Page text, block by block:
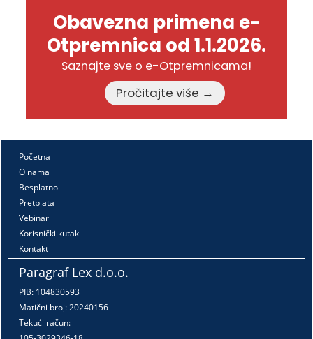
Obavezna primena e-
Otpremnica od 1.1.2026.
Saznajte sve o e-Otpremnicama!
Pročitajte više →
Početna
O nama
Besplatno
Pretplata
Vebinari
Korisnički kutak
Kontakt
Paragraf Lex d.o.o.
PIB: 104830593
Matični broj: 20240156
Tekući račun: